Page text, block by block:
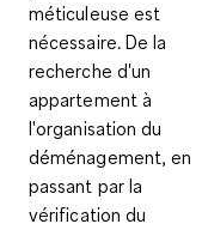
méticuleuse est
nécessaire. De la
recherche d'un
appartement à
l'organisation du
déménagement, en
passant par la
vérification du